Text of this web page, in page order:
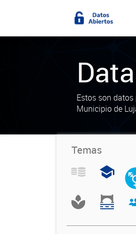
Estos son
Municipio de
Temas